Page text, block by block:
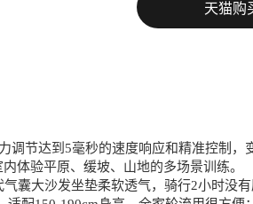
天猫购
节达到5毫秒的速度响应和精准控制
体验平原、缓坡、山地的多场景训练。
囊大沙发坐垫柔软透气，骑行2小时没有